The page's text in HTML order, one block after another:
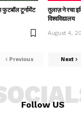
टूर्नामेंट
तुलाज़ ने रचा
विश्वविद्यालय
August 4,
Previous Next
Follow US